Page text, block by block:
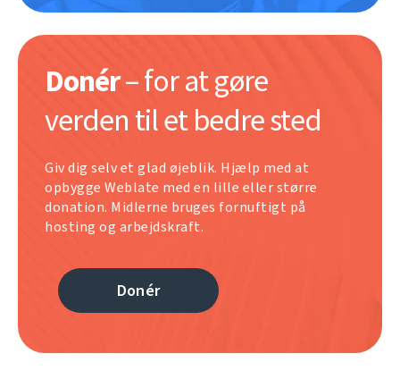
Donér– for at gøre
verden til et bedre sted
Giv dig selv et glad øjeblik. Hjælp med at
opbygge Weblate med en lille eller større
donation. Midlerne bruges fornuftigt på
hosting og arbejdskraft.
Donér